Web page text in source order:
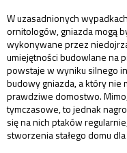
W uzasadnionych
ornitologów, gniazda mogą
wykonywane przez
umiejętności budowlane na
powstaje w wyniku silnego
budowy gniazda, a który nie
prawdziwe domostwo.
tymczasowe, to jednak
się na nich ptaków
stworzenia stałego domu